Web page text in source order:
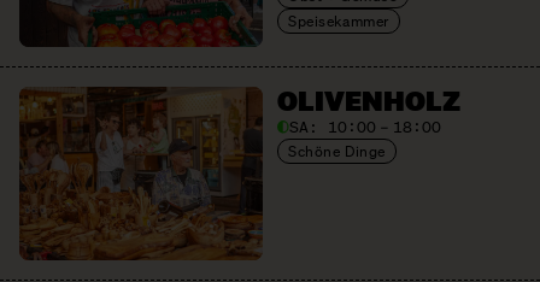
Speisekammer
OLIVEN­HOLZ
SA: 10:00 – 18:00
Schöne Dinge